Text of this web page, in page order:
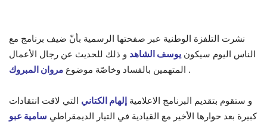
نشرت التلفزة الوطنية عبر صفحتها الرسمية بأنّ ضيف برنامج مع
الناس اليوم سيكون يوسف الشاهد و ذلك للحديث عن رجال الأعمال
المتهمين بالفساد وخاصّة موضوع مروان المبروك .
و ستقوم بتقديم البرنامج الاعلامية إلهام الكتاني التي لاقت انتقادات
كبيرة بعد حوارها الأخير مع القيادية في التيار الديمقراطي سامية عبو